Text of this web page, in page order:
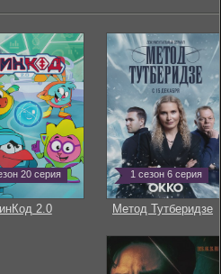
20 серия
2.0
1 сезон 6 серия
Метод Тутберидзе